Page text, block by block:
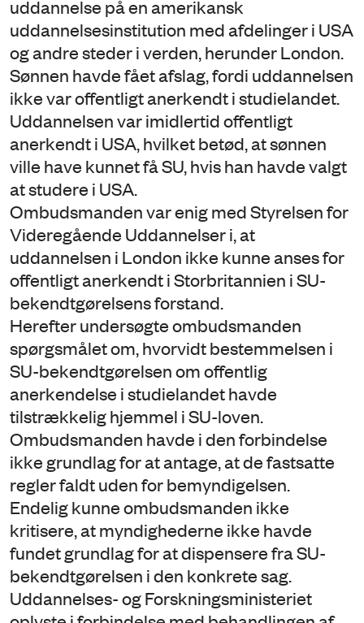
uddannelse på en amerikansk
uddannelsesinstitution med afdelinger i USA
og andre steder i verden, herunder London.
Sønnen havde fået afslag, fordi uddannelsen
ikke var offentligt anerkendt i studielandet.
Uddannelsen var imidlertid offentligt
anerkendt i USA, hvilket betød, at sønnen
ville have kunnet få SU, hvis han havde valgt
at studere i USA.
Ombudsmanden var enig med Styrelsen for
Videregående Uddannelser i, at
uddannelsen i London ikke kunne anses for
offentligt anerkendt i Storbritannien i SU-
bekendtgørelsens forstand.
Herefter undersøgte ombudsmanden
spørgsmålet om, hvorvidt bestemmelsen i
SU-bekendtgørelsen om offentlig
anerkendelse i studielandet havde
tilstrækkelig hjemmel i SU-loven.
Ombudsmanden havde i den forbindelse
ikke grundlag for at antage, at de fastsatte
regler faldt uden for bemyndigelsen.
Endelig kunne ombudsmanden ikke
kritisere, at myndighederne ikke havde
fundet grundlag for at dispensere fra SU-
bekendtgørelsen i den konkrete sag.
Uddannelses- og Forskningsministeriet